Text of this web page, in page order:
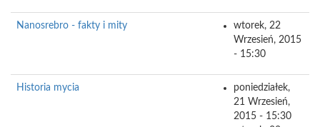
Nanosrebro - fakty i mity
wtorek, 22
Wrzesień, 2015
- 15:30
Historia mycia
poniedziałek,
21 Wrzesień,
2015 - 15:30